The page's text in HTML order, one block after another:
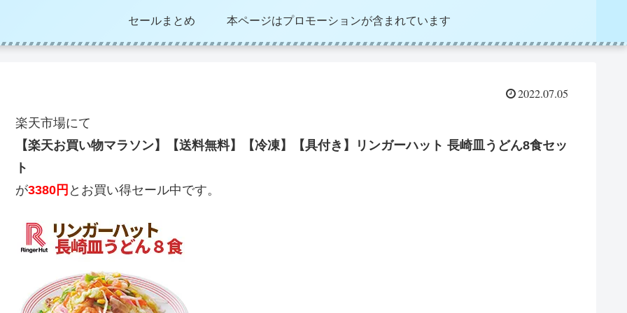
セールまとめ 本ページはプロモーションが含まれています
2022.07.05
楽天市場にて
【楽天お買い物マラソン】【送料無料】【冷凍】【具付き】リンガーハット 長崎皿うどん8食セッ
ト
が3380円 とお買い得セール中です。